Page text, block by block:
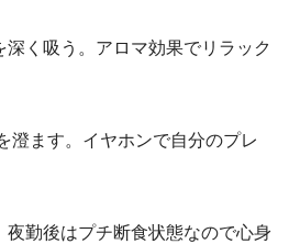
深く吸う。アロマ効果でリラック
澄ます。イヤホンで自分のプレ
夜勤後はプチ断食状態なので心身